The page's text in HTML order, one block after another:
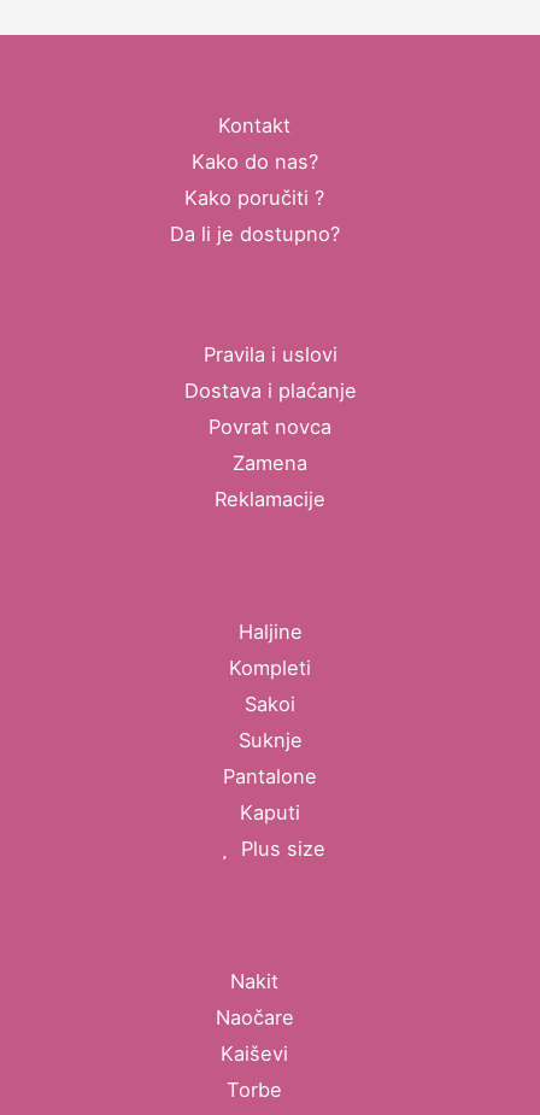
Kontakt
Kako do nas?
Kako poručiti ?
Da li je dostupno?
Pravila i uslovi
Dostava i plaćanje
Povrat novca
Zamena
Reklamacije
Haljine
Kompleti
Sakoi
Suknje
Pantalone
Kaputi
Plus size
Nakit
Naočare
Kaiševi
Torbe